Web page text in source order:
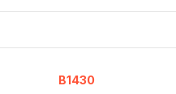
B1430